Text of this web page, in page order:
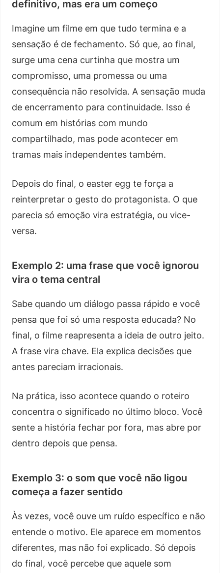
definitivo, mas era um começo
Imagine um filme em que tudo termina e a
sensação é de fechamento. Só que, ao final,
surge uma cena curtinha que mostra um
compromisso, uma promessa ou uma
consequência não resolvida. A sensação muda
de encerramento para continuidade. Isso é
comum em histórias com mundo
compartilhado, mas pode acontecer em
tramas mais independentes também.
Depois do final, o easter egg te força a
reinterpretar o gesto do protagonista. O que
parecia só emoção vira estratégia, ou vice-
versa.
Exemplo 2: uma frase que você ignorou
vira o tema central
Sabe quando um diálogo passa rápido e você
pensa que foi só uma resposta educada? No
final, o filme reapresenta a ideia de outro jeito.
A frase vira chave. Ela explica decisões que
antes pareciam irracionais.
Na prática, isso acontece quando o roteiro
concentra o significado no último bloco. Você
sente a história fechar por fora, mas abre por
dentro depois que pensa.
Exemplo 3: o som que você não ligou
começa a fazer sentido
Às vezes, você ouve um ruído específico e não
entende o motivo. Ele aparece em momentos
diferentes, mas não foi explicado. Só depois
do final, você percebe que aquele som